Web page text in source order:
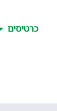
כרטיסים